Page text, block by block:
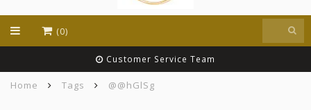
(0)
Customer Service Team
Home Tags @@hGlSg